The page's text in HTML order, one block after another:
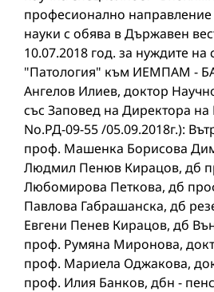
професионално
науки с обява в Държавен
10.07.2018 год. за нуждите на
"Патология" към ИЕМПАМ -
Ангелов Илиев, доктор
със Заповед на Директора
No.РД-09-55 /05.09.2018г.):
проф. Машенка Борисова
Людмил Пенюв Кирацов, дб
Любомирова Петкова, дб
Павлова Габрашанска, дб
Евгени Пенев Кирацов, дб
проф. Румяна Миронова,
проф. Мариела Оджакова,
проф. Илия Банков, дбн -